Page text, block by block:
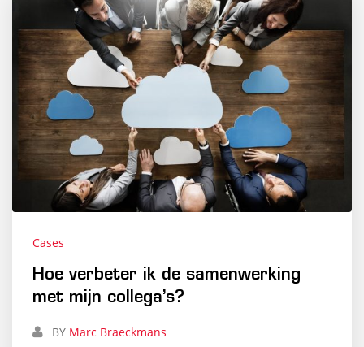
Cases
Hoe verbeter ik de samenwerking
met mijn collega’s?
BY Marc Braeckmans